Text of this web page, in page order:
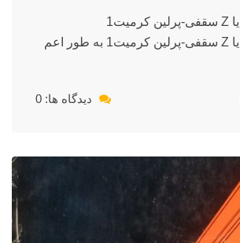
خرپا،پرلین،لاپه یا Z سقفی-پرلین کرمیت1
خرپا،پرلین،لاپه یا Z سقفی-پرلین کرمیت1 به طور اعم
دیدگاه ها: 0